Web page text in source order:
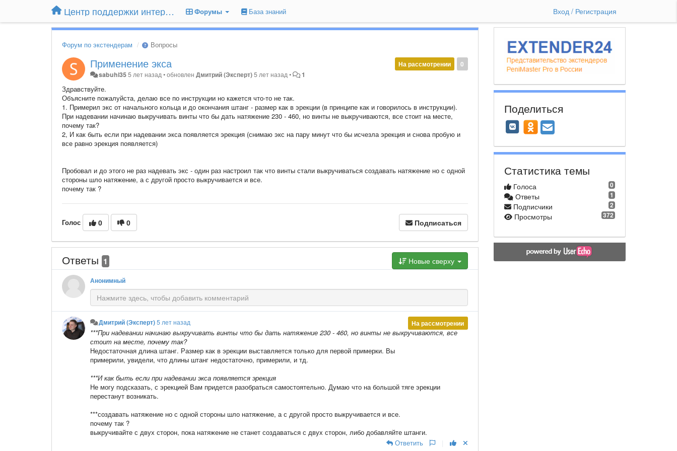
Центр поддержки интернет-магазина Extender24.ru Форумы База знаний Вход / Регистрация
Форум по экстендерам Вопросы
0
На рассмотрении
Применение экса
sabuhi355 лет назад•обновленДмитрий (Эксперт)5 лет назад• 1
Здравствуйте.
Объясните пожалуйста, делаю все по инструкции но кажется что-то не так.
1. Примерил экс от начального кольца и до окончания штанг - размер как в эрекции (в принципе как и говорилось в инструкции).
При надевании начинаю выкручивать винты что бы дать натяжение 230 - 460, но винты не выкручиваются, все стоит на месте,
почему так?
2, И как быть если при надевании экса появляется эрекция (снимаю экс на пару минут что бы исчезла эрекция и снова пробую и
все равно эрекция появляется)
Пробовал и до этого не раз надевать экс - один раз настроил так что винты стали выкручиваться создавать натяжение но с одной
стороны шло натяжение, а с другой просто выкручивается и все.
почему так ?
Голос 0 0 Подписаться
Ответы 1 Новые сверху
Анонимный
На рассмотрении
Дмитрий (Эксперт)5 лет назад
***При надевании начинаю выкручивать винты что бы дать натяжение 230 - 460, но винты не выкручиваются, все
стоит на месте, почему так?
Недостаточная длина штанг. Размер как в эрекции выставляется только для первой примерки. Вы
примерили, увидели, что длины штанг недостаточно, примерили, и тд.
***И как быть если при надевании экса появляется эрекция
Не могу подсказать, с эрекцией Вам придется разобраться самостоятельно. Думаю что на большой тяге эрекции
перестанут возникать.
***создавать натяжение но с одной стороны шло натяжение, а с другой просто выкручивается и все.
почему так ?
выкручивайте с двух сторон, пока натяжение не станет создаваться с двух сторон, либо добавляйте штанги.
Ответить
Поделиться
Статистика темы
0
Голоса
1
Ответы
2
Подписчики
372
Просмотры